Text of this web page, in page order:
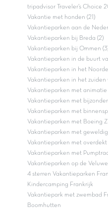
tripadvisor Traveler’s Choice
Vakantie met honden (21)
Vakantieparken aan de
Vakantieparken bij Breda (2)
Vakantieparken bij Ommen
Vakantieparken in de buurt
Vakantieparken in het
Vakantieparken in het zuiden
Vakantieparken met animatie
Vakantieparken met
Vakantieparken met
Vakantieparken met Boeing
Vakantieparken met
Vakantieparken met overdekt
Vakantieparken met
Vakantieparken op de Veluwe
4 sterren Vakantieparken
Kindercamping Frankrijk
Vakantiepark met zwembad
Boomhutten